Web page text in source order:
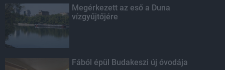
Megérkezett az eső a Duna
vízgyűjtőjére
Fából épül Budakeszi új óvodája